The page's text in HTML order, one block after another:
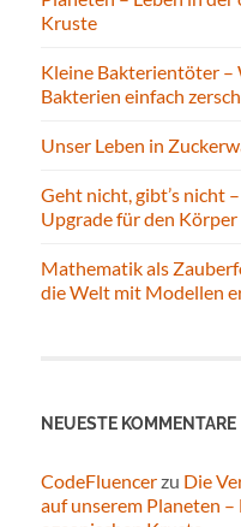
Kruste
Kleine Bakterientöter –
Bakterien einfach
Unser Leben in
Geht nicht, gibt’s nicht
Upgrade für den Körper
Mathematik als
die Welt mit Modellen
NEUESTE KOMMENTARE
CodeFluencerzu Die
auf unserem Planeten –